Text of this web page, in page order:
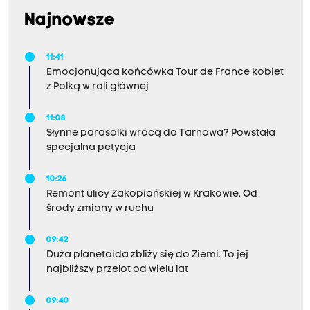
Najnowsze
11:41
Emocjonująca końcówka Tour de France kobiet
z Polką w roli głównej
11:08
Słynne parasolki wrócą do Tarnowa? Powstała
specjalna petycja
10:26
Remont ulicy Zakopiańskiej w Krakowie. Od
środy zmiany w ruchu
09:42
Duża planetoida zbliży się do Ziemi. To jej
najbliższy przelot od wielu lat
09:40